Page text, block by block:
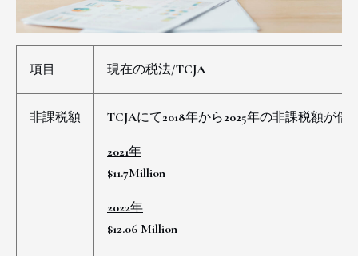
項目 現在の税法/TCJA
非課税額 TCJAにて2018年から2025年の非課税額が倍
2021年
$11.7Million
2022年
$12.06 Million